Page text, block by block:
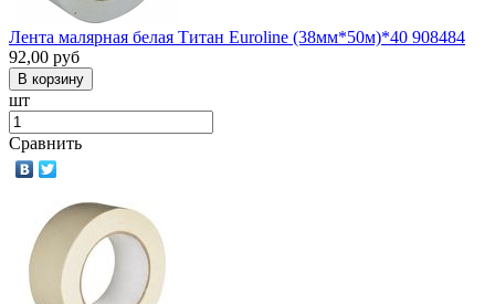
Лента малярная белая Титан Euroline (38мм*50м)*40 908484
92,00 руб
шт
Сравнить